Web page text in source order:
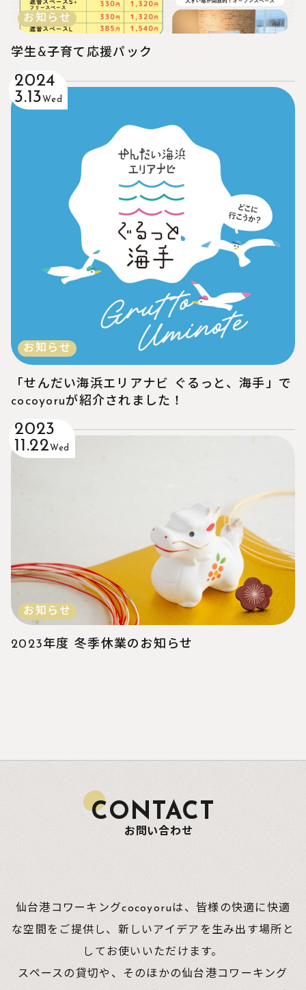
お知らせ
学生&子育て応援パック
2024
3.13 Wed
お知らせ
「せんだい海浜エリアナビ ぐるっと、海手」で
cocoyoruが紹介されました！
2023
11.22 Wed
お知らせ
2023年度 冬季休業のお知らせ
CONTACT
お問い合わせ
仙台港コワーキングcocoyoruは、皆様の快適に快適
な空間をご提供し、新しいアイデアを生み出す場所と
してお使いいただけます。
スペースの貸切や、そのほかの仙台港コワーキング